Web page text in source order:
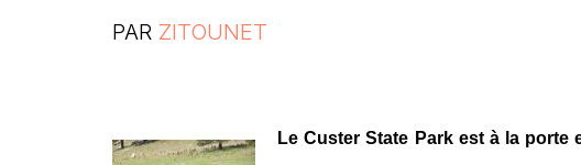
PAR ZITOUNET
Le Custer State Park est à la